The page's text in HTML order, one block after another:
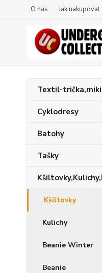
O nás Jak nakupovat
Textil-
Cyklodresy
Batohy
Tašky
Kšiltovky
Kulichy
Beanie Winter
Beanie